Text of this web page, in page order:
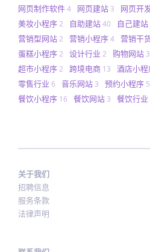
网页制作软件4 网页建站 3 网页开
美妆小程序2 自助建站40 自己建站
营销型网站2 营销小程序4 营销干
蛋糕小程序2 设计行业 2 购物网站 3
超市小程序2 跨境电商 13 酒店小程
零售行业 6 音乐网站 3 预约小程序 5
餐饮小程序 16 餐饮网站 3 餐饮行业
关于我们
招聘信息
服务条款
法律声明